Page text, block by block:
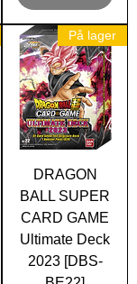
På lager
DRAGON
BALL SUPER
CARD GAME
Ultimate Deck
2023 [DBS-